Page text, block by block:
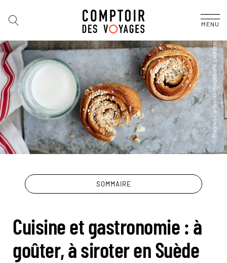
MENU
SOMMAIRE
Cuisine et gastronomie : à
goûter, à siroter en Suède